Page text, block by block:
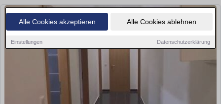
Alle Cookies akzeptieren Alle Cookies ablehnen
Einstellungen Datenschutzerklärung